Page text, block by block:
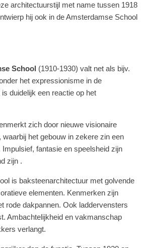
architectuurstijl met name tussen 1918
hij ook in de Amsterdamse School
School (1910-1930) valt net als bijv.
het expressionisme in de
duidelijk een reactie op het
zich door nieuwe visionaire
waarbij het gebouw in zekere zin een
fantasie en speelsheid zijn
zijn .
is baksteenarchitectuur met golvende
elementen. Kenmerken zijn
rode dakpannen. Ook laddervensters
Ambachtelijkheid en vakmanschap
verlangt.